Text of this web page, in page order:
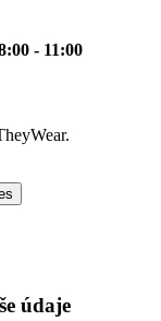
- 11:00
údaje